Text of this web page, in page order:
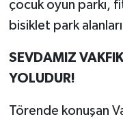
çocuk oyun parkı,
bisiklet park
SEVDAMIZ
YOLUDUR!
Törende konuşan